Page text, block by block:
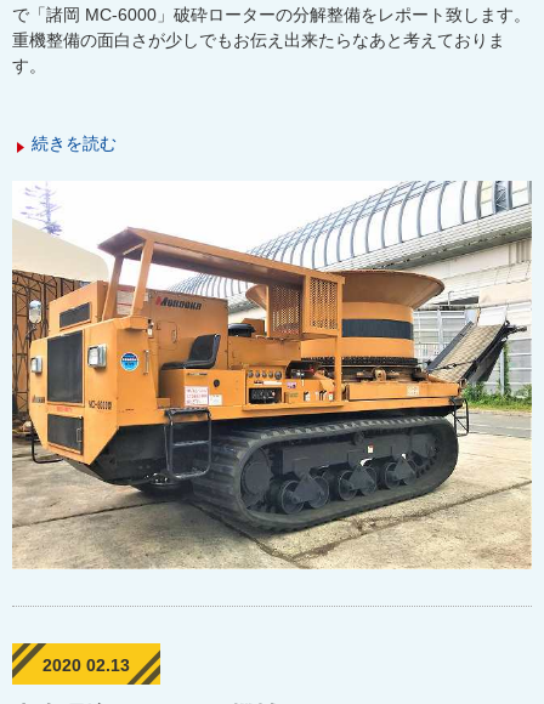
で「諸岡 MC-6000」破砕ローターの分解整備をレポート致します。
重機整備の面白さが少しでもお伝え出来たらなあと考えておりま
す。
続きを読む
2020 02.13